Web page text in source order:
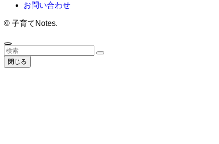
お問い合わせ
© 子育てNotes.
閉じる